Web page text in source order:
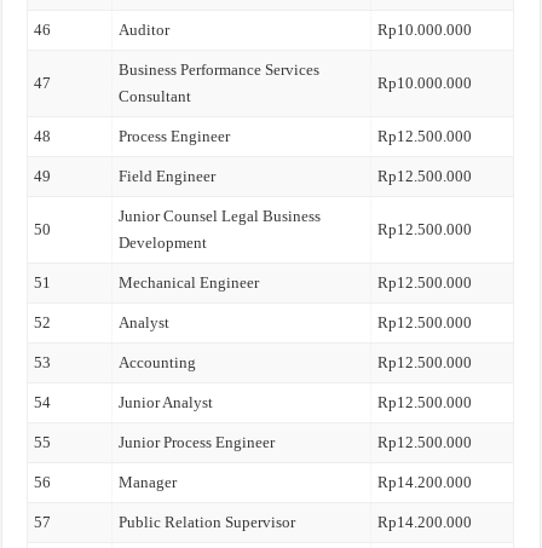
46 Auditor Rp10.000.000
47
Business Performance Services
Consultant
Rp10.000.000
48 Process Engineer Rp12.500.000
49 Field Engineer Rp12.500.000
50
Junior Counsel Legal Business
Development
Rp12.500.000
51 Mechanical Engineer Rp12.500.000
52 Analyst Rp12.500.000
53 Accounting Rp12.500.000
54 Junior Analyst Rp12.500.000
55 Junior Process Engineer Rp12.500.000
56 Manager Rp14.200.000
57 Public Relation Supervisor Rp14.200.000